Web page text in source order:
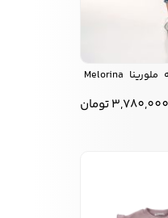
ست تاپ و شومیز دخترانه ملورینا Melorina
3,780,000تومان